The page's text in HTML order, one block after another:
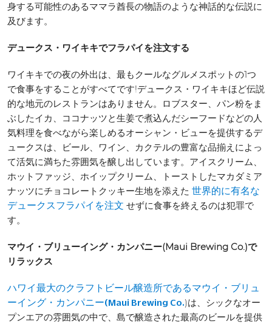
身する可能性のあるママラ酋長の物語のような神話的な伝説に
及びます。
デュークス・ワイキキでフラパイを注文する
ワイキキでの夜の外出は、最もクールなグルメスポットの1つ
で食事をすることがすべてです!デュークス・ワイキキほど伝説
的な地元のレストランはありません。ロブスター、パン粉をま
ぶしたイカ、ココナッツと生姜で煮込んだシーフードなどの人
気料理を食べながら楽しめるオーシャン・ビューを提供するデ
ュークスは、ビール、ワイン、カクテルの豊富な品揃えによっ
て活気に満ちた雰囲気を醸し出しています。アイスクリーム、
ホットファッジ、ホイップクリーム、トーストしたマカダミア
ナッツにチョコレートクッキー生地を添えた 世界的に有名な
デュークスフラパイを注文 せずに食事を終えるのは犯罪で
す。
マウイ・ブリューイング・カンパニー(Maui Brewing Co.)で
リラックス
ハワイ最大のクラフトビール醸造所であるマウイ・ブリュ
ーイング・カンパニー(Maui Brewing Co.)は、シックなオー
プンエアの雰囲気の中で、島で醸造された最高のビールを提供